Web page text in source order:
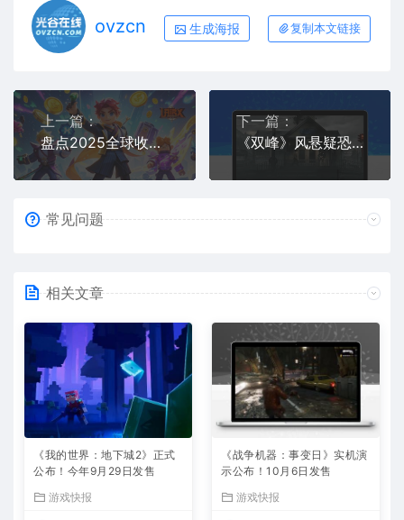
ovzcn 生成海报 复制本文链接
上一篇：
盘点2025全球收入游戏Top20：第一名117亿，腾讯3款，米哈游1款，叠纸1款
下一篇：
《双峰》风悬疑恐怖恶魔城新游《银松镇 Silver Pines》确认10月8日发售，免费试玩版现已上线
常见问题
相关文章
《我的世界：地下城2》正式
公布！今年9月29日发售
游戏快报
《战争机器：事变日》实机演
示公布！10月6日发售
游戏快报